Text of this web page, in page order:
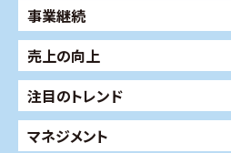
事業継続
売上の向上
注目のトレンド
マネジメント